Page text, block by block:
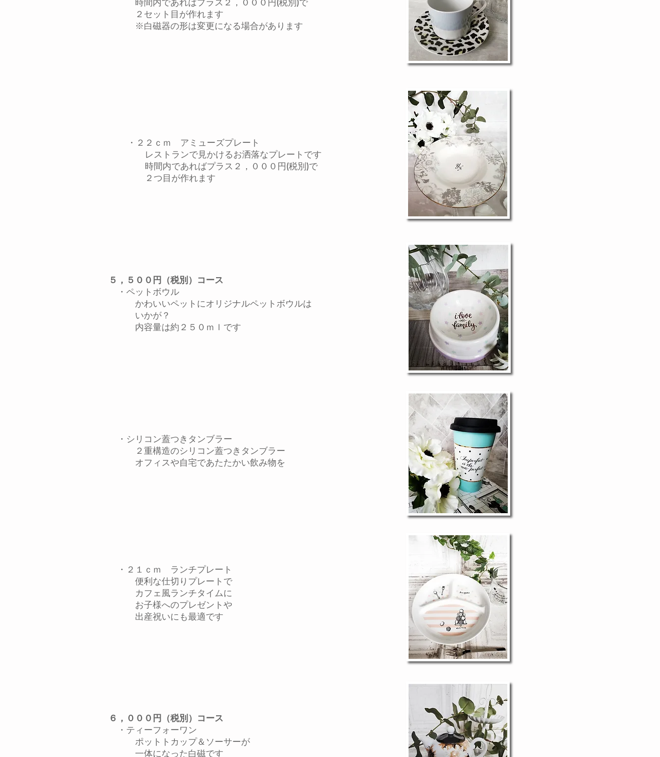
時間内であればプラス２，０００円(税別)で
２セット目が作れます
※白磁器の形は変更になる場合があります
​ ・２２ｃｍ アミューズプレート
レストランで見かけるお洒落なプレートです
時間内であればプラス２，０００円(税別)で
２つ目が作れます
５，５００円（税別）コース
・ペットボウル
かわいいペットにオリジナルペットボウルは
いかが？
内容量は約２５０ｍｌです
​ ・シリコン蓋つきタンブラー
２重構造のシリコン蓋つきタンブラー
オフィスや自宅であたたかい飲み物を
​ ・２１ｃｍ ランチプレート
便利な仕切りプレートで
カフェ風ランチタイムに
お子様へのプレゼントや
出産祝いにも最適です
６，０００円（税別）コース
・ティーフォーワン
ポットトカップ＆ソーサーが
一体になった白磁です